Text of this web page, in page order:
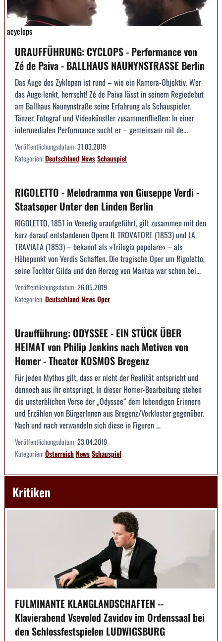
acyclops
URAUFFÜHRUNG: CYCLOPS - Performance von
Zé de Paiva - BALLHAUS NAUNYNSTRASSE Berlin
Das Auge des Zyklopen ist rund – wie ein Kamera-Objektiv. Wer
das Auge lenkt, herrscht! Zé de Paiva lässt in seinem Regiedebut
am Ballhaus Naunynstraße seine Erfahrung als Schauspieler,
Tänzer, Fotograf und Videokünstler zusammenfließen: In einer
intermedialen Performance sucht er – gemeinsam mit de...
Veröffentlichungsdatum:31.03.2019
Kategorien:DeutschlandNewsSchauspiel
RIGOLETTO - Melodramma von Giuseppe Verdi -
Staatsoper Unter den Linden Berlin
RIGOLETTO, 1851 in Venedig uraufgeführt, gilt zusammen mit den
kurz darauf entstandenen Opern IL TROVATORE (1853) und LA
TRAVIATA (1853) – bekannt als »Trilogia popolare« – als
Höhepunkt von Verdis Schaffen. Die tragische Oper um Rigoletto,
seine Tochter Gilda und den Herzog von Mantua war schon bei...
Veröffentlichungsdatum:26.05.2019
Kategorien:DeutschlandNewsOper
Uraufführung: ODYSSEE - EIN STÜCK ÜBER
HEIMAT von Philip Jenkins nach Motiven von
Homer - Theater KOSMOS Bregenz
Für jeden Mythos gilt, dass er nicht der Realität entspricht und
dennoch aus ihr entspringt. In dieser Homer-Bearbeitung stehen
die unsterblichen Verse der „Odyssee“ dem lebendigen Erinnern
und Erzählen von BürgerInnen aus Bregenz/Vorkloster gegenüber.
Nach und nach verwandeln sich diese in Figuren ...
Veröffentlichungsdatum:23.04.2019
Kategorien:ÖsterreichNewsSchauspiel
Kritiken
FULMINANTE KLANGLANDSCHAFTEN --
Klavierabend Vsevolod Zavidov im Ordenssaal bei
den Schlossfestspielen LUDWIGSBURG